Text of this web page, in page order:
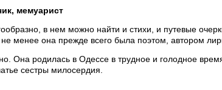
мемуарист
в нем можно найти и стихи, и путевые
менее она прежде всего была поэтом, автором
Она родилась в Одессе в трудное и голодное
сестры милосердия.